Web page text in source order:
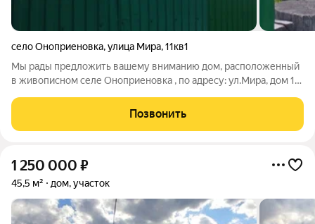
село Оноприеновка,улица Мира,11кв1
Мы рады предложить вашему вниманию дом, расположенный
в живописном селе Оноприеновка , по адресу: ул.Мира, дом 11.
комфорт и спокойствие сельской жизни. Характеристики дома:
Общая площадь: 79,5
Позвонить
1 250 000 ₽
45,5 м² дом, участок